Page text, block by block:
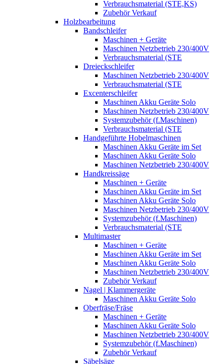
Verbrauchsmaterial (STE,KS)
Zubehör Verkauf
Holzbearbeitung
Bandschleifer
Maschinen + Geräte
Maschinen Netzbetrieb 230/400V
Verbrauchsmaterial (STE
Dreieckschleifer
Maschinen Netzbetrieb 230/400V
Verbrauchsmaterial (STE
Excenterschleifer
Maschinen Akku Geräte Solo
Maschinen Netzbetrieb 230/400V
Systemzubehör (f.Maschinen)
Verbrauchsmaterial (STE
Handgeführte Hobelmaschinen
Maschinen Akku Geräte im Set
Maschinen Akku Geräte Solo
Maschinen Netzbetrieb 230/400V
Handkreissäge
Maschinen + Geräte
Maschinen Akku Geräte im Set
Maschinen Akku Geräte Solo
Maschinen Netzbetrieb 230/400V
Systemzubehör (f.Maschinen)
Verbrauchsmaterial (STE
Multimaster
Maschinen + Geräte
Maschinen Akku Geräte im Set
Maschinen Akku Geräte Solo
Maschinen Netzbetrieb 230/400V
Zubehör Verkauf
Nagel | Klammergeräte
Maschinen Akku Geräte Solo
Oberfräse/Fräse
Maschinen + Geräte
Maschinen Akku Geräte Solo
Maschinen Netzbetrieb 230/400V
Systemzubehör (f.Maschinen)
Zubehör Verkauf
Säbelsäge